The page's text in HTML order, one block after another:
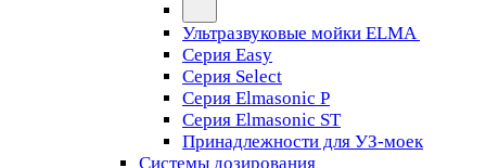
Ультразвуковые мойки ELMA
Серия Easy
Серия Select
Серия Elmasonic P
Серия Elmasonic ST
Принадлежности для УЗ-моек
Системы дозирования